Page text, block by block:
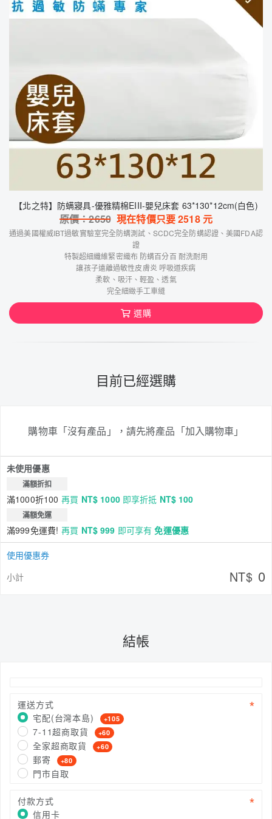
【北之特】防螨寢具-優雅精棉EIII-嬰兒床套 63*130*12cm(白色)
原價：2650 現在特價只要2518元
通過美國權威IBT過敏實驗室完全防螨測試、SCDC完全防螨認證、美國FDA認
證
特製超細纖維緊密織布 防螨百分百 耐洗耐用
讓孩子遠離過敏性皮膚炎 呼吸道疾病
柔軟、吸汗、輕盈、透氣
完全細緻手工車縫
選購
目前已經選購
購物車「沒有產品」，請先將產品「加入購物車」
未使用優惠
滿額折扣
滿1000折100 再買 NT$ 1000即享折抵 NT$ 100
滿額免運
滿999免運費! 再買 NT$ 999 即可享有免運優惠
使用優惠券
小計
NT$ 0
結帳
運送方式
宅配(台灣本島)
+105
7-11超商取貨 +60
全家超商取貨 +60
郵寄 +80
門市自取
付款方式
信用卡